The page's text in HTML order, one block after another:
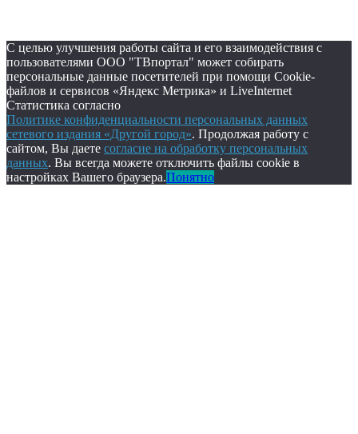
С целью улучшения работы сайта и его взаимодействия с
пользователями ООО "ТВпортал" может собирать
персональные данные посетителей при помощи Cookie-
файлов и сервисов «Яндекс Метрика» и LiveInternet
Статистика согласно
Политике конфиденциальности персональных данных
сетевого издания «Другой город». Продолжая работу с
сайтом, Вы даете согласие на обработку персональных
данных. Вы всегда можете отключить файлы cookie в
настройках Вашего браузера.Понятно